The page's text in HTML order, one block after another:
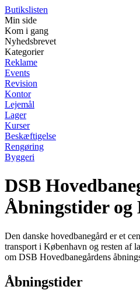
Butikslisten
Min side
Kom i gang
Nyhedsbrevet
Kategorier
Reklame
Events
Revision
Kontor
Lejemål
Lager
Kurser
Beskæftigelse
Rengøring
Byggeri
DSB
Åbningstider og
Den danske hovedbanegård er et
transport i København og resten af
om DSB Hovedbanegårdens
Åbningstider